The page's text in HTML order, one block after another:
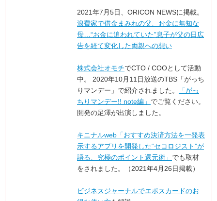
2021年7月5日、ORICON NEWSに掲載。
浪費家で借金まみれの父、お金に無知な
母…“お金に追われていた”息子が父の日広
告を経て変化した両親への想い
株式会社オモチでCTO / COOとして活動
中。 2020年10月11日放送のTBS「がっち
りマンデー」で紹介されました。
「がっ
ちりマンデー!! note編」 でご覧ください。
開発の足澤が出演しました。
キニナルweb「おすすめ決済方法を一発表
示するアプリを開発した“セコロジスト”が
語る、究極のポイント還元術」 でも取材
をされました。（2021年4月26日掲載）
ビジネスジャーナルでエポスカードのお